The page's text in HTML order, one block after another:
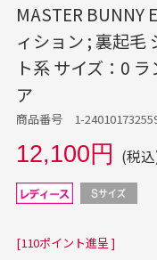
MASTER BUNNY
ィション ; 裏起毛
ト系 サイズ：0
ア
商品番号 1-
12,100円 (税
[110ポイント進呈 ]